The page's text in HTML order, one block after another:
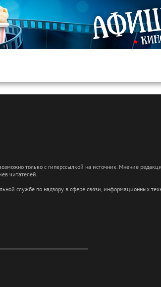
только с гиперссылкой на источник. Мнение
читателей.
службе по надзору в сфере связи,